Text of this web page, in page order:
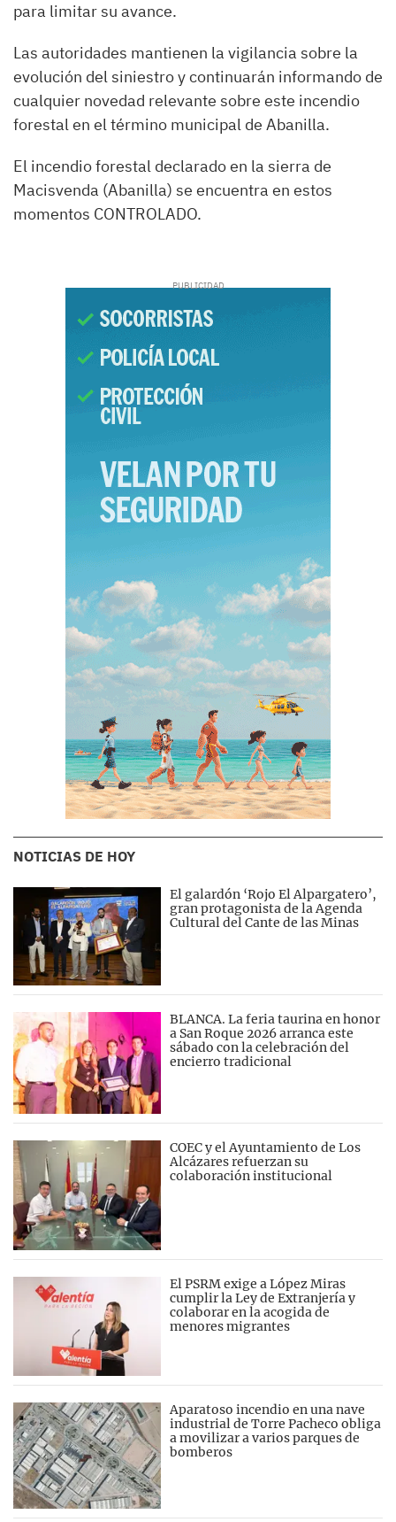
para limitar su avance.
Las autoridades mantienen la vigilancia sobre la
evolución del siniestro y continuarán informando de
cualquier novedad relevante sobre este incendio
forestal en el término municipal de Abanilla.
El incendio forestal declarado en la sierra de
Macisvenda (Abanilla) se encuentra en estos
momentos CONTROLADO.
NOTICIAS DE HOY
El galardón ‘Rojo El Alpargatero’,
gran protagonista de la Agenda
Cultural del Cante de las Minas
BLANCA. La feria taurina en honor
a San Roque 2026 arranca este
sábado con la celebración del
encierro tradicional
COEC y el Ayuntamiento de Los
Alcázares refuerzan su
colaboración institucional
El PSRM exige a López Miras
cumplir la Ley de Extranjería y
colaborar en la acogida de
menores migrantes
Aparatoso incendio en una nave
industrial de Torre Pacheco obliga
a movilizar a varios parques de
bomberos